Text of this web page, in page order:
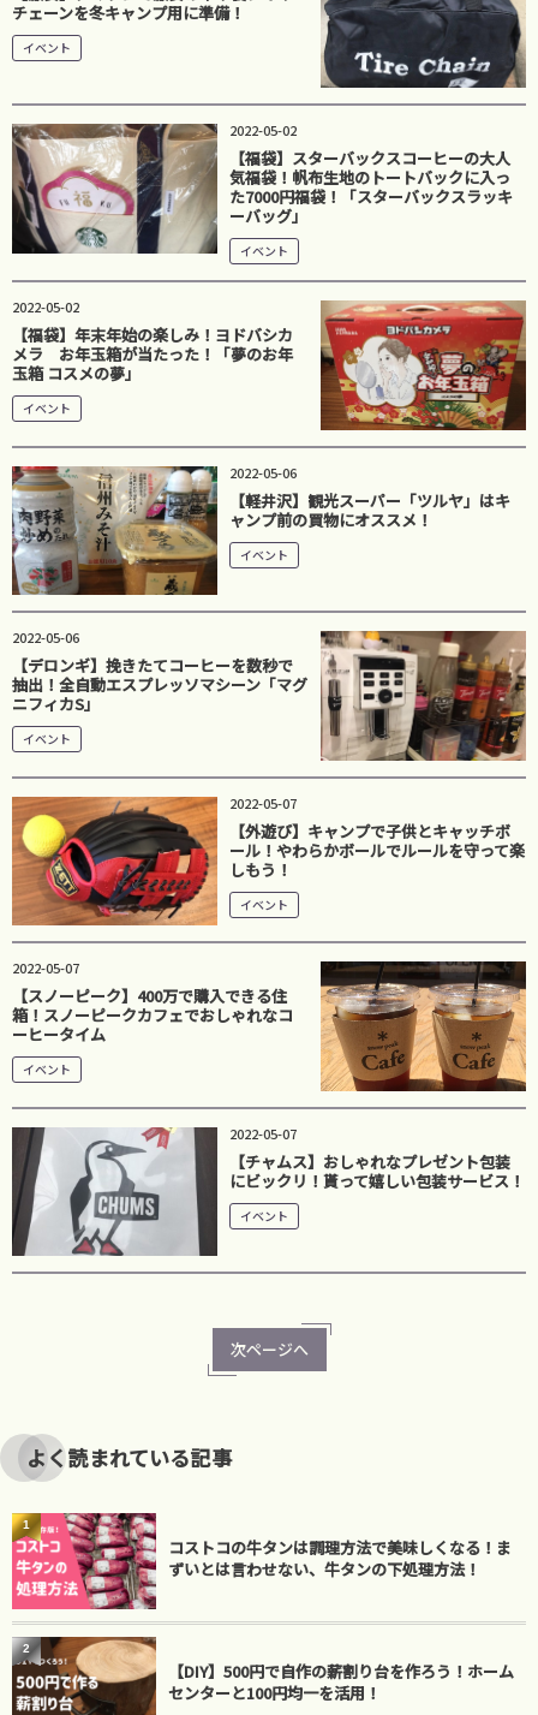
チェーンを冬キャンプ用に準備！
イベント
2022-05-02
【福袋】スターバックスコーヒーの大人
気福袋！帆布生地のトートバックに入っ
た7000円福袋！「スターバックスラッキ
ーバッグ」
イベント
2022-05-02
【福袋】年末年始の楽しみ！ヨドバシカ
メラ お年玉箱が当たった！「夢のお年
玉箱 コスメの夢」
イベント
2022-05-06
【軽井沢】観光スーパー「ツルヤ」はキ
ャンプ前の買物にオススメ！
イベント
2022-05-06
【デロンギ】挽きたてコーヒーを数秒で
抽出！全自動エスプレッソマシーン「マグ
ニフィカS」
イベント
2022-05-07
【外遊び】キャンプで子供とキャッチボ
ール！やわらかボールでルールを守って楽
しもう！
イベント
2022-05-07
【スノーピーク】400万で購入できる住
箱！スノーピークカフェでおしゃれなコ
ーヒータイム
イベント
2022-05-07
【チャムス】おしゃれなプレゼント包装
にビックリ！貰って嬉しい包装サービス！
イベント
次ページへ
よく読まれている記事
コストコの牛タンは調理方法で美味しくなる！ま
ずいとは言わせない、牛タンの下処理方法！
1
【DIY】500円で自作の薪割り台を作ろう！ホーム
センターと100円均一を活用！
2